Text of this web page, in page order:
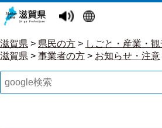
滋賀県 > 県民の方 > しごと・産業・
滋賀県 > 事業者の方 > お知らせ・注意